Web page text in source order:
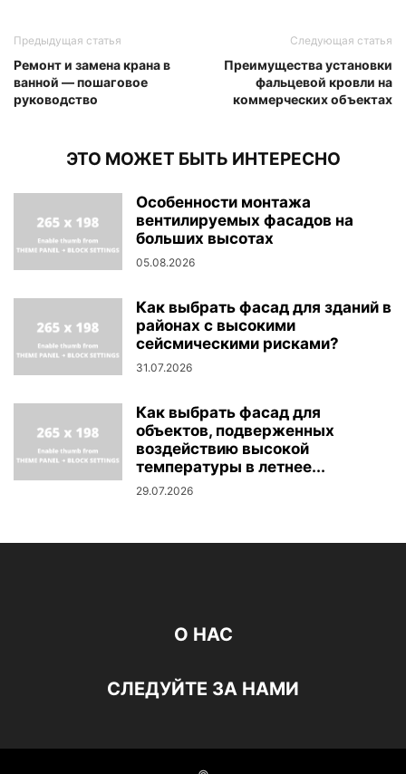
Предыдущая статья
Ремонт и замена крана в
ванной — пошаговое
руководство
Следующая статья
Преимущества установки
фальцевой кровли на
коммерческих объектах
ЭТО МОЖЕТ БЫТЬ ИНТЕРЕСНО
Особенности монтажа
вентилируемых фасадов на
больших высотах
05.08.2026
Как выбрать фасад для зданий в
районах с высокими
сейсмическими рисками?
31.07.2026
Как выбрать фасад для
объектов, подверженных
воздействию высокой
температуры в летнее...
29.07.2026
О НАС
СЛЕДУЙТЕ ЗА НАМИ